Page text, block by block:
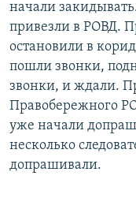
начали
привезли в РОВД.
остановили в
пошли звонки,
звонки, и ждали.
Правобережного
уже начали
несколько
допрашивали.